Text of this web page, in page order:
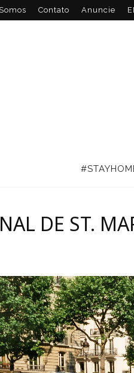
Contato Anuncie
DE ST.